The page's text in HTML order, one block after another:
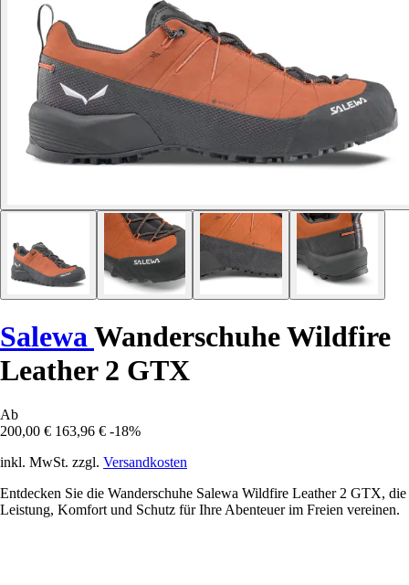
Salewa Wanderschuhe Wildfire
Leather 2 GTX
Ab
200,00 € 163,96 € -18%
inkl. MwSt. zzgl. Versandkosten
Entdecken Sie die Wanderschuhe Salewa Wildfire Leather 2 GTX, die
Leistung, Komfort und Schutz für Ihre Abenteuer im Freien vereinen.